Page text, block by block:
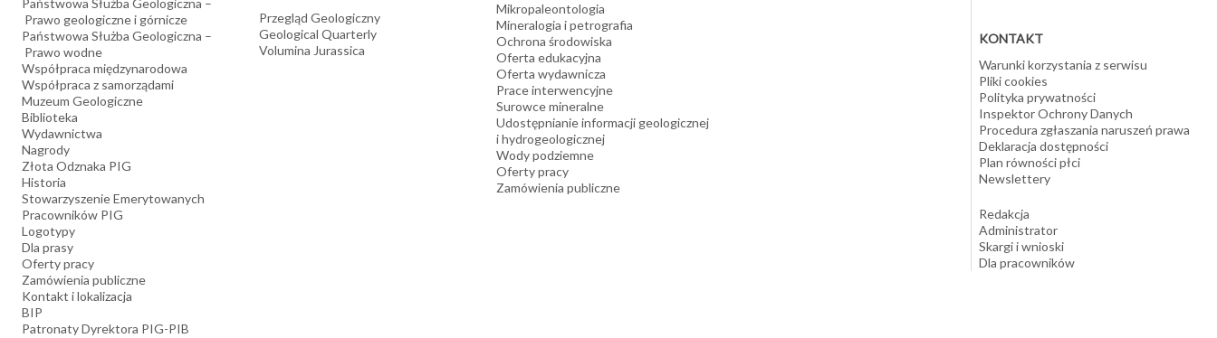
Państwowa Służba Geologiczna –
Prawo geologiczne i górnicze
Państwowa Służba Geologiczna –
Prawo wodne
Współpraca międzynarodowa
Współpraca z samorządami
Muzeum Geologiczne
Biblioteka
Wydawnictwa
Nagrody
Złota Odznaka PIG
Historia
Stowarzyszenie Emerytowanych
Pracowników PIG
Logotypy
Dla prasy
Oferty pracy
Zamówienia publiczne
Kontakt i lokalizacja
BIP
Patronaty Dyrektora PIG-PIB
Przegląd Geologiczny
Geological Quarterly
Volumina Jurassica
Mikropaleontologia
Mineralogia i petrografia
Ochrona środowiska
Oferta edukacyjna
Oferta wydawnicza
Prace interwencyjne
Surowce mineralne
Udostępnianie informacji geologicznej
i hydrogeologicznej
Wody podziemne
Oferty pracy
Zamówienia publiczne
KONTAKT
Warunki korzystania z serwisu
Pliki cookies
Polityka prywatności
Inspektor Ochrony Danych
Procedura zgłaszania naruszeń prawa
Deklaracja dostępności
Plan równości płci
Newslettery
Redakcja
Administrator
Skargi i wnioski
Dla pracowników